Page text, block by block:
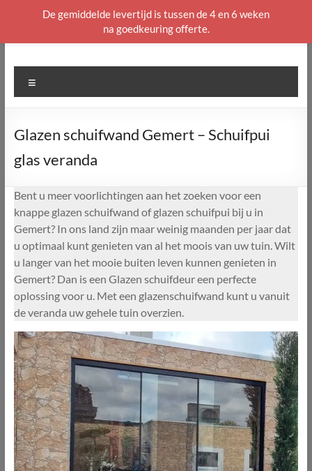
naar
Glazen schuifwand Gemert – Schuifpui
glas veranda
Bent u meer voorlichtingen aan het zoeken voor een
knappe glazen schuifwand of glazen schuifpui bij u in
Gemert? In ons land zijn maar weinig maanden per jaar dat
u optimaal kunt genieten van al het moois van uw tuin. Wilt
u langer van het mooie buiten leven kunnen genieten in
Gemert? Dan is een Glazen schuifdeur een perfecte
oplossing voor u. Met een glazenschuifwand kunt u vanuit
de veranda uw gehele tuin overzien.
De gemiddelde levertijd is tussen de 4 en 6 weken
na goedkeuring offerte.